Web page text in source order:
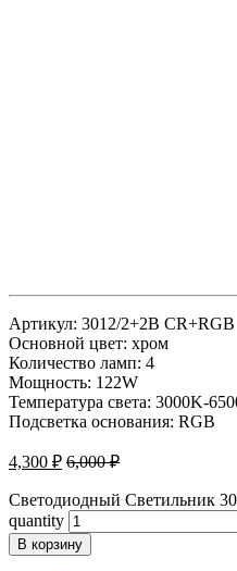
Артикул: 3012/2+2B CR+RGB
Основной цвет: хром
Количество ламп: 4
Мощность: 122W
Температура света: 3000K-
Подсветка основания: RGB
4,300 ₽ 6,000₽
Светодиодный Светильник
quantity
В корзину